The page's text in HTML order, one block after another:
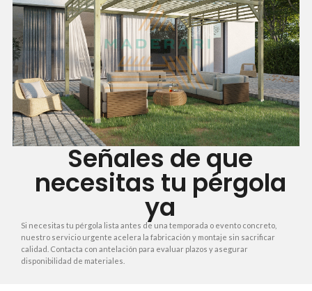
Señales de que
necesitas tu pérgola
ya
Si necesitas tu pérgola lista antes de una temporada o evento concreto,
nuestro servicio urgente acelera la fabricación y montaje sin sacrificar
calidad. Contacta con antelación para evaluar plazos y asegurar
disponibilidad de materiales.